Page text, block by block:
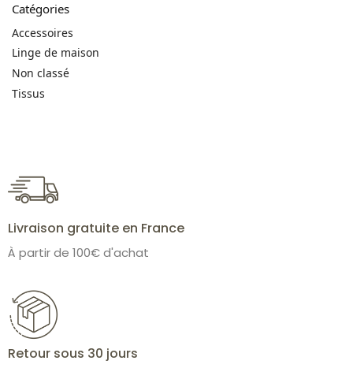
Catégories
Accessoires
Linge de maison
Non classé
Tissus
Livraison gratuite en France
À partir de 100€ d'achat
Retour sous 30 jours